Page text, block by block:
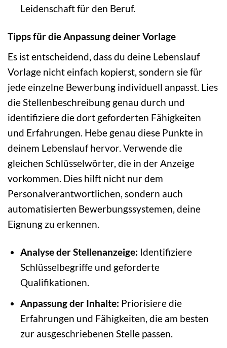
Leidenschaft für den Beruf.
Tipps für die Anpassung deiner Vorlage
Es ist entscheidend, dass du deine Lebenslauf
Vorlage nicht einfach kopierst, sondern sie für
jede einzelne Bewerbung individuell anpasst. Lies
die Stellenbeschreibung genau durch und
identifiziere die dort geforderten Fähigkeiten
und Erfahrungen. Hebe genau diese Punkte in
deinem Lebenslauf hervor. Verwende die
gleichen Schlüsselwörter, die in der Anzeige
vorkommen. Dies hilft nicht nur dem
Personalverantwortlichen, sondern auch
automatisierten Bewerbungssystemen, deine
Eignung zu erkennen.
Analyse der Stellenanzeige: Identifiziere
Schlüsselbegriffe und geforderte
Qualifikationen.
Anpassung der Inhalte: Priorisiere die
Erfahrungen und Fähigkeiten, die am besten
zur ausgeschriebenen Stelle passen.